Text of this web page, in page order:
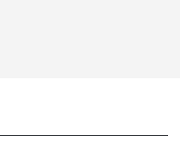
- 65 Kw 88 Ps | 2003-
02-01